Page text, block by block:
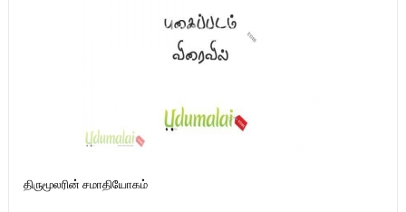
திருமூலரின் சமாதியோகம்